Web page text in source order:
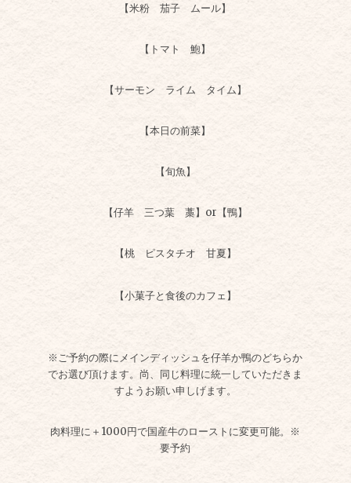
【米粉 茄子 ムール】
【トマト 鮑】
【サーモン ライム タイム】
【本日の前菜】
【旬魚】
【仔羊 三つ葉 藁】or【鴨】
【桃 ピスタチオ 甘夏】
【小菓子と食後のカフェ】
※ご予約の際にメインディッシュを仔羊か鴨のどちらか
でお選び頂けます。尚、同じ料理に統一していただきま
すようお願い申しげます。
肉料理に＋1000円で国産牛のローストに変更可能。※
要予約